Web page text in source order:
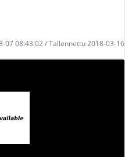
07 08:43:02 / Tallennettu 2018-03-16